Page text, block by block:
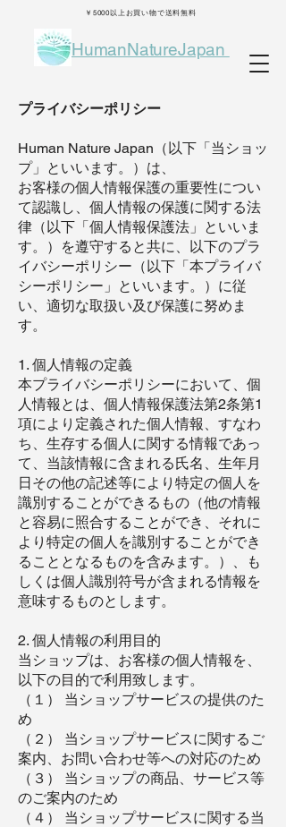
HumanNatureJapan
￥5000以上お買い物で送料無料
プライバシーポリシー
Human Nature Japan（以下「当ショッ
プ」といいます。）は、
お客様の個人情報保護の重要性につい
て認識し、個人情報の保護に関する法
律（以下「個人情報保護法」といいま
す。）を遵守すると共に、以下のプラ
イバシーポリシー（以下「本プライバ
シーポリシー」といいます。）に従
い、適切な取扱い及び保護に努めま
す。
1. 個人情報の定義
本プライバシーポリシーにおいて、個
人情報とは、個人情報保護法第2条第1
項により定義された個人情報、すなわ
ち、生存する個人に関する情報であっ
て、当該情報に含まれる氏名、生年月
日その他の記述等により特定の個人を
識別することができるもの（他の情報
と容易に照合することができ、それに
より特定の個人を識別することができ
ることとなるものを含みます。）、も
しくは個人識別符号が含まれる情報を
意味するものとします。
2. 個人情報の利用目的
当ショップは、お客様の個人情報を、
以下の目的で利用致します。
（１） 当ショップサービスの提供のた
め
（２） 当ショップサービスに関するご
案内、お問い合わせ等への対応のため
（３） 当ショップの商品、サービス等
のご案内のため
（４） 当ショップサービスに関する当